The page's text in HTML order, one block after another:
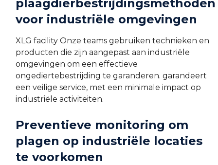
plaagdierbestrijdingsmethoden
voor industriële omgevingen
XLG facility Onze teams gebruiken technieken en
producten die zijn aangepast aan industriële
omgevingen om een effectieve
ongediertebestrijding te garanderen. garandeert
een veilige service, met een minimale impact op
industriële activiteiten.
Preventieve monitoring om
plagen op industriële locaties
te voorkomen